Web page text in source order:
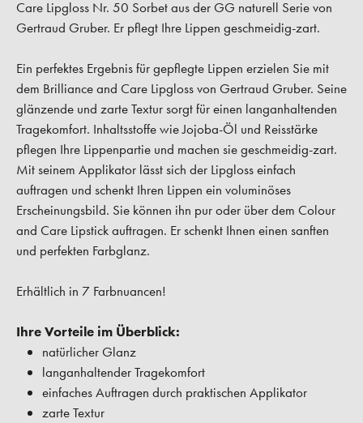
Care Lipgloss Nr. 50 Sorbet aus der GG naturell Serie von
Gertraud Gruber. Er pflegt Ihre Lippen geschmeidig-zart.
Ein perfektes Ergebnis für gepflegte Lippen erzielen Sie mit
dem Brilliance and Care Lipgloss von Gertraud Gruber. Seine
glänzende und zarte Textur sorgt für einen langanhaltenden
Tragekomfort. Inhaltsstoffe wie Jojoba-Öl und Reisstärke
pflegen Ihre Lippenpartie und machen sie geschmeidig-zart.
Mit seinem Applikator lässt sich der Lipgloss einfach
auftragen und schenkt Ihren Lippen ein voluminöses
Erscheinungsbild. Sie können ihn pur oder über dem Colour
and Care Lipstick auftragen. Er schenkt Ihnen einen sanften
und perfekten Farbglanz.
Erhältlich in 7 Farbnuancen!
Ihre Vorteile im Überblick:
natürlicher Glanz
langanhaltender Tragekomfort
einfaches Auftragen durch praktischen Applikator
zarte Textur